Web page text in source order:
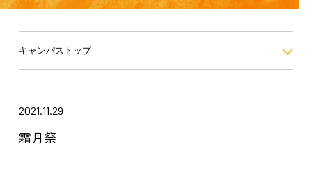
キャンパストップ
2021.11.29
霜月祭